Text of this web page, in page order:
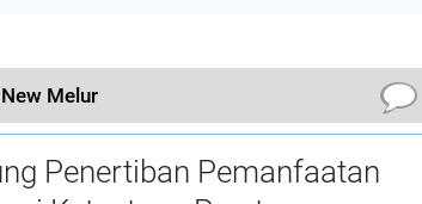
Melur
Penertiban Pemanfaatan